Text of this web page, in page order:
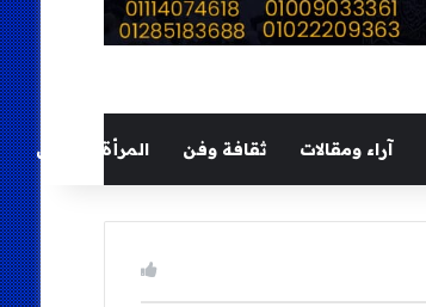
آراء ومقالات ثقافة وفن المرأة والطفل